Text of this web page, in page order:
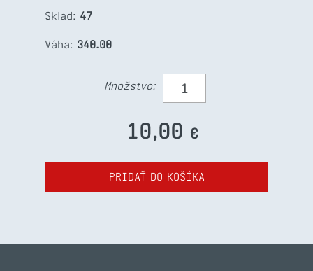
Sklad: 47
Váha: 340.00
Množstvo:
10,00 €
PRIDAŤ DO KOŠÍKA